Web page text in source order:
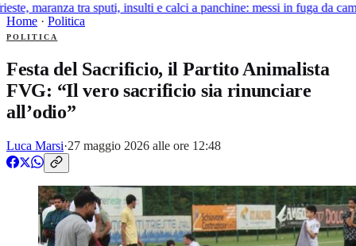
maranza tra sputi, insulti e calci a panchine: messi in fuga da
Home · Politica
POLITICA
Festa del Sacrificio, il Partito Animalista
FVG: “Il vero sacrificio sia rinunciare
all’odio”
Luca Marsi·27 maggio 2026 alle ore 12:48